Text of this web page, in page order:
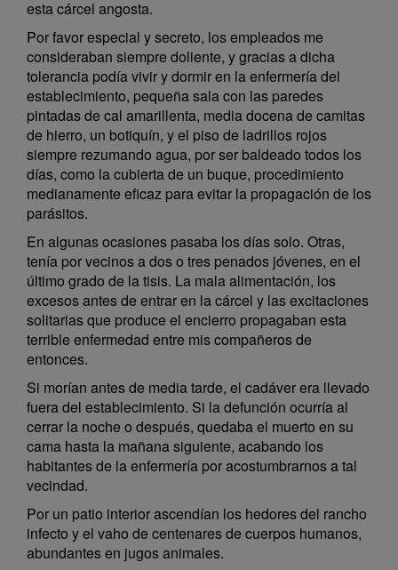
esta cárcel angosta.
Por favor especial y secreto, los empleados me
consideraban siempre doliente, y gracias a dicha
tolerancia podía vivir y dormir en la enfermería del
establecimiento, pequeña sala con las paredes
pintadas de cal amarillenta, media docena de camitas
de hierro, un botiquín, y el piso de ladrillos rojos
siempre rezumando agua, por ser baldeado todos los
días, como la cubierta de un buque, procedimiento
medianamente eficaz para evitar la propagación de los
parásitos.
En algunas ocasiones pasaba los días solo. Otras,
tenía por vecinos a dos o tres penados jóvenes, en el
último grado de la tisis. La mala alimentación, los
excesos antes de entrar en la cárcel y las excitaciones
solitarias que produce el encierro propagaban esta
terrible enfermedad entre mis compañeros de
entonces.
Si morían antes de media tarde, el cadáver era llevado
fuera del establecimiento. Si la defunción ocurría al
cerrar la noche o después, quedaba el muerto en su
cama hasta la mañana siguiente, acabando los
habitantes de la enfermería por acostumbrarnos a tal
vecindad.
Por un patio interior ascendían los hedores del rancho
infecto y el vaho de centenares de cuerpos humanos,
abundantes en jugos animales.